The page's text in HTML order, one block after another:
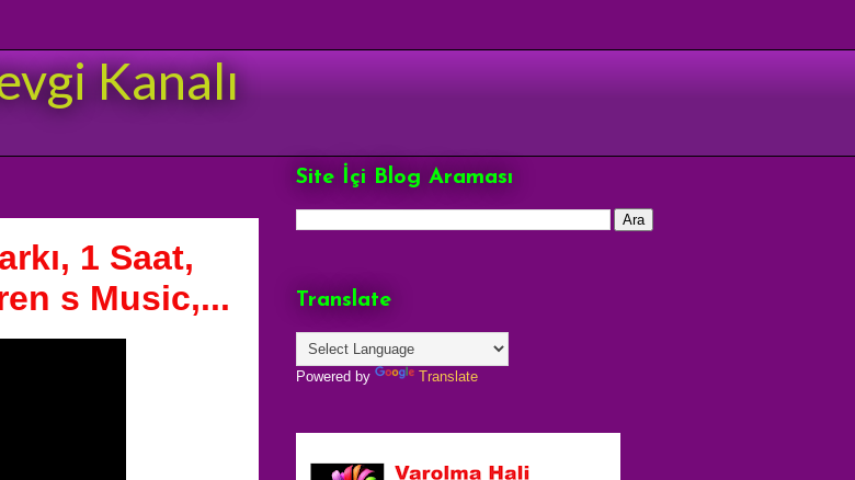
Kanalı
1 Saat,
s Music,...
Site İçi Blog Araması
Translate
Powered by Translate